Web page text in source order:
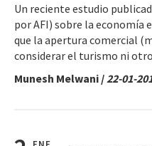
Un reciente estudio
por AFI) sobre la economía
que la apertura comercial
considerar el turismo ni
Munesh Melwani / 22-01-